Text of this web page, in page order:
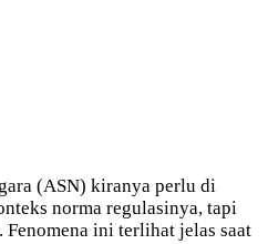
(ASN) kiranya perlu di
norma regulasinya, tapi
ini terlihat jelas saat